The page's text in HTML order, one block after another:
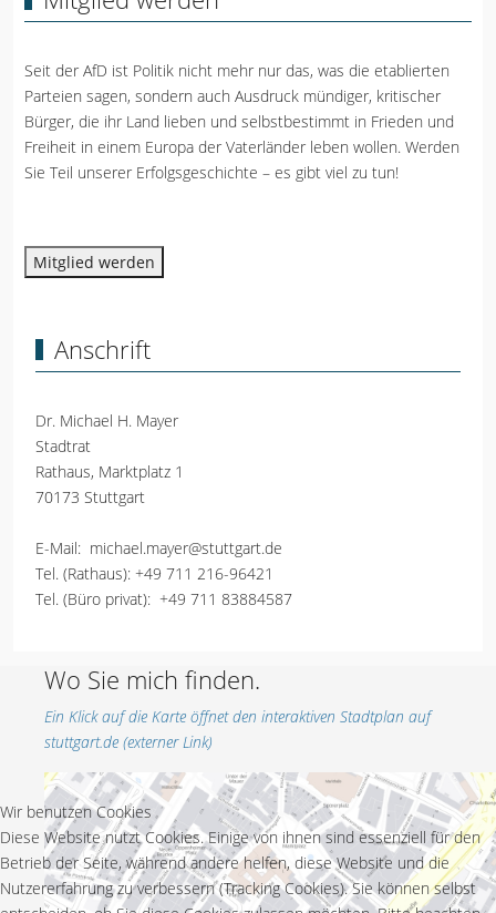
Seit der AfD ist Politik nicht mehr nur das, was die etablierten
Parteien sagen, sondern auch Ausdruck mündiger, kritischer
Bürger, die ihr Land lieben und selbstbestimmt in Frieden und
Freiheit in einem Europa der Vaterländer leben wollen. Werden
Sie Teil unserer Erfolgsgeschichte – es gibt viel zu tun!
Mitglied werden
Anschrift
Dr. Michael H. Mayer
Stadtrat
Rathaus, Marktplatz 1
70173 Stuttgart
E-Mail: michael.mayer@stuttgart.de
Tel. (Rathaus): +49 711 216-96421
Tel. (Büro privat): +49 711 83884587
Wo Sie mich finden.
Ein Klick auf die Karte öffnet den interaktiven Stadtplan auf
stuttgart.de (externer Link)
Wir benutzen Cookies
Diese Website nutzt Cookies. Einige von ihnen sind essenziell für den
Betrieb der Seite, während andere helfen, diese Website und die
Nutzererfahrung zu verbessern (Tracking Cookies). Sie können selbst